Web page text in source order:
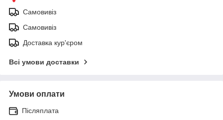
Самовивіз
Самовивіз
Доставка кур'єром
Всі умови доставки
Умови оплати
Післяплата